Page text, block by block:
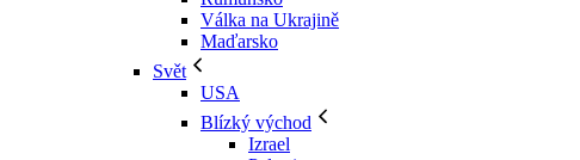
Válka na Ukrajině
Maďarsko
Svět
USA
Blízký východ
Izrael